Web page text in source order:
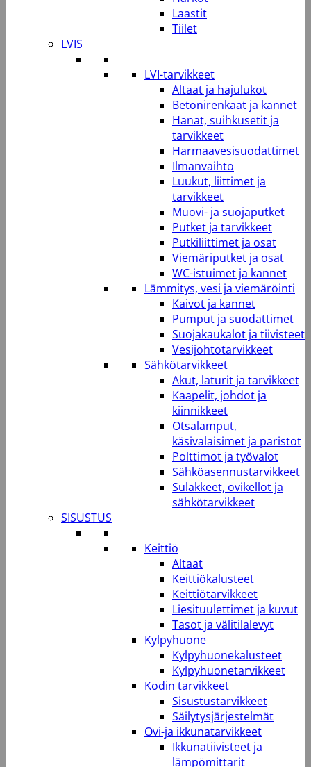
Laastit
Tiilet
LVIS
LVI-tarvikkeet
Altaat ja hajulukot
Betonirenkaat ja kannet
Hanat, suihkusetit ja
tarvikkeet
Harmaavesisuodattimet
Ilmanvaihto
Luukut, liittimet ja
tarvikkeet
Muovi- ja suojaputket
Putket ja tarvikkeet
Putkiliittimet ja osat
Viemäriputket ja osat
WC-istuimet ja kannet
Lämmitys, vesi ja viemäröinti
Kaivot ja kannet
Pumput ja suodattimet
Suojakaukalot ja tiivisteet
Vesijohtotarvikkeet
Sähkötarvikkeet
Akut, laturit ja tarvikkeet
Kaapelit, johdot ja
kiinnikkeet
Otsalamput,
käsivalaisimet ja paristot
Polttimot ja työvalot
Sähköasennustarvikkeet
Sulakkeet, ovikellot ja
sähkötarvikkeet
SISUSTUS
Keittiö
Altaat
Keittiökalusteet
Keittiötarvikkeet
Liesituulettimet ja kuvut
Tasot ja välitilalevyt
Kylpyhuone
Kylpyhuonekalusteet
Kylpyhuonetarvikkeet
Kodin tarvikkeet
Sisustustarvikkeet
Säilytysjärjestelmät
Ovi-ja ikkunatarvikkeet
Ikkunatiivisteet ja
lämpömittarit